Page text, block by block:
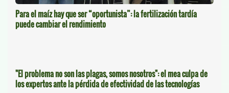
Para el maíz hay que ser “oportunista”: la fertilización tardía
puede cambiar el rendimiento
"El problema no son las plagas, somos nosotros": el mea culpa de
los expertos ante la pérdida de efectividad de las tecnologías